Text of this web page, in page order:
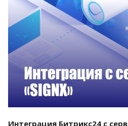
Смотреть
Интеграция Битрикс24 с